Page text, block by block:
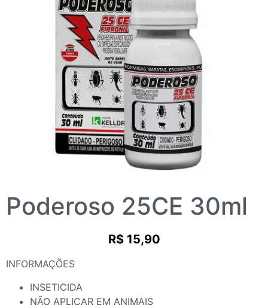
Poderoso 25CE 30ml
R$15,90
INFORMAÇÕES
INSETICIDA
NÃO APLICAR EM ANIMAIS